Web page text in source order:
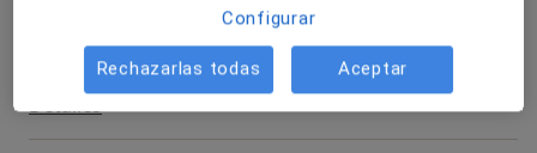
Electrólisis Percutánea Terapéutica (EPTE)
Detalles
Configurar
Rechazarlas todas Aceptar